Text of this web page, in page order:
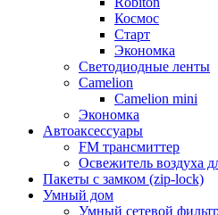
Космос
Старт
Экономка
Светодиодные ленты
Camelion
Camelion mini
Экономка
Автоаксессуары
FM трансмиттер
Освежитель воздуха
Пакеты с замком (zip-lock)
Умный дом
Умный сетевой